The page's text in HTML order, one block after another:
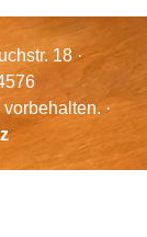
18 ·
·